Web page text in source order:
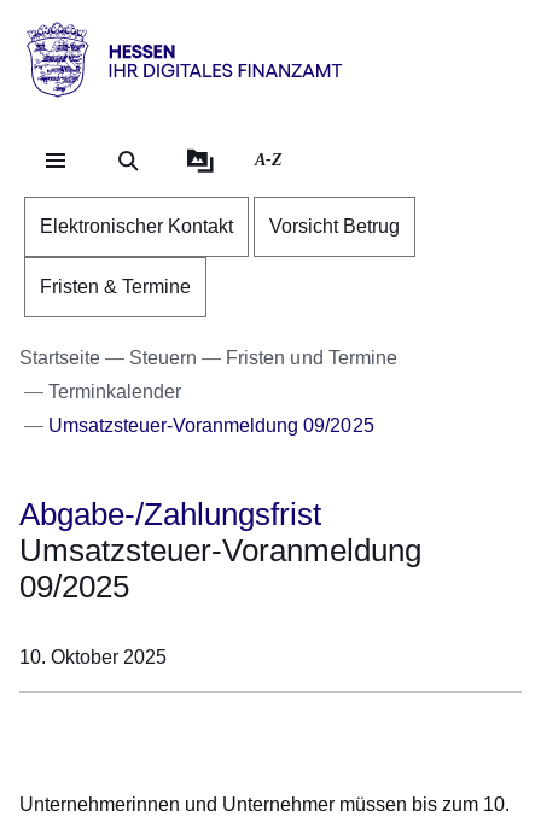
Direkt zum Kopf der
Direkt zum Inhalt
Direkt zum Fuß der
Hessen
Ihr
Finanzamt
A-Z
Elektronischer Kontakt Vorsicht Betrug
Fristen & Termine
Startseite Steuern
Fristen und Termine
Terminkalender
Umsatzsteuer-Voranmeldung 09/2025
Abgabe-/Zahlungsfrist
Umsatzsteuer-Voranmeldung
09/2025
10. Oktober 2025
Unternehmerinnen und Unternehmer müssen bis zum 10.